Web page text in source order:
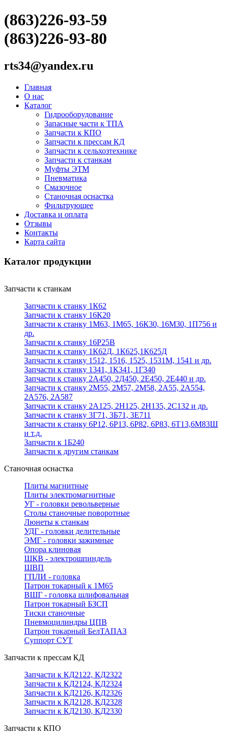
(863)226-93-59
(863)226-93-80
rts34@yandex.ru
Главная
О нас
Каталог
Гидрооборудование
Запасные части к ТПА
Запчасти к КПО
Запчасти к прессам КД
Запчасти к сельхозтехнике
Запчасти к станкам
Муфты ЭТМ
Пневматика
Смазочное
Станочная оснастка
Фильтрующее
Доставка и оплата
Отзывы
Контакты
Карта сайта
Каталог продукции
Запчасти к станкам
Запчасти к станку 1К62
Запчасти к станку 16К20
Запчасти к станку 1М63, 1М65, 16К30, 16М30, 1П756 и
др.
Запчасти к станку 16Р25В
Запчасти к станку 1К62Д, 1К625,1К625Д
Запчасти к станку 1512, 1516, 1525, 1531М, 1541 и др.
Запчасти к станку 1341, 1К341, 1Г340
Запчасти к станку 2А450, 2Д450, 2Е450, 2Е440 и др.
Запчасти к станку 2М55, 2М57, 2М58, 2А55, 2А554,
2А576, 2А587
Запчасти к станку 2А125, 2Н125, 2Н135, 2С132 и др.
Запчасти к станку 3Г71, 3Б71, 3Е711
Запчасти к станку 6Р12, 6Р13, 6Р82, 6Р83, 6Т13,6М83Ш
и т.д.
Запчасти к 1Б240
Запчасти к другим станкам
Станочная оснастка
Плиты магнитные
Плиты электромагнитные
УГ - головки револьверные
Столы станочные поворотные
Люнеты к станкам
УДГ - головки делительные
ЭМГ - головки зажимные
Опора клиновая
ШКВ - электрошпиндель
ШВП
ГПЛИ - головка
Патрон токарный к 1М65
ВШГ - головка шлифовальная
Патрон токарный БЗСП
Тиски станочные
Пневмоцилиндры ЦПВ
Патрон токарный БелТАПАЗ
Суппорт СУТ
Запчасти к прессам КД
Запчасти к КД2122, КД2322
Запчасти к КД2124, КД2324
Запчасти к КД2126, КД2326
Запчасти к КД2128, КД2328
Запчасти к КД2130, КД2330
Запчасти к КПО